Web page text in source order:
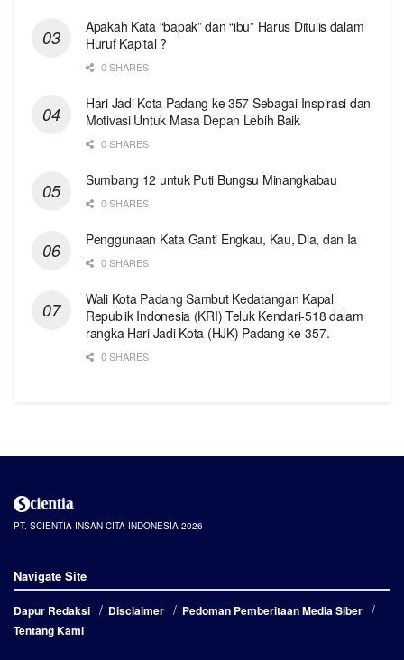
Apakah Kata “bapak” dan “ibu” Harus Ditulis dalam
Huruf Kapital ?
0 SHARES
Hari Jadi Kota Padang ke 357 Sebagai Inspirasi dan
Motivasi Untuk Masa Depan Lebih Baik
0 SHARES
Sumbang 12 untuk Puti Bungsu Minangkabau
0 SHARES
Penggunaan Kata Ganti Engkau, Kau, Dia, dan Ia
0 SHARES
Wali Kota Padang Sambut Kedatangan Kapal
Republik Indonesia (KRI) Teluk Kendari-518 dalam
rangka Hari Jadi Kota (HJK) Padang ke-357.
0 SHARES
PT. SCIENTIA INSAN CITA INDONESIA 2026
Navigate Site
Dapur Redaksi Disclaimer
Pedoman Pemberitaan Media Siber
Tentang Kami